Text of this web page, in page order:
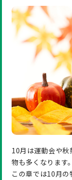
10月は運動会や
物も多くなります。
この章では10月の